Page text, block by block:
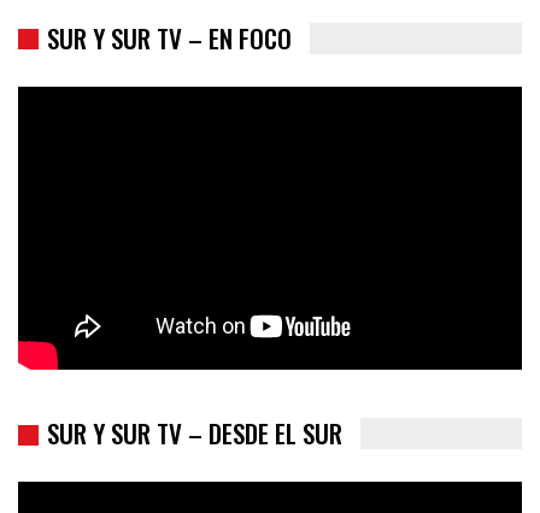
SUR Y SUR TV – EN FOCO
SUR Y SUR TV – DESDE EL SUR